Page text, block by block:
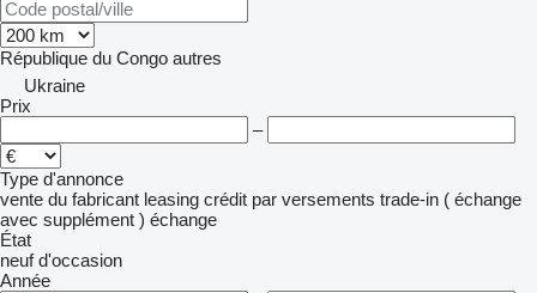
République du Congo autres
Ukraine
Prix
–
Type d'annonce
vente du fabricant leasing crédit par versements trade-in ( échange
avec supplément ) échange
État
neuf d'occasion
Année